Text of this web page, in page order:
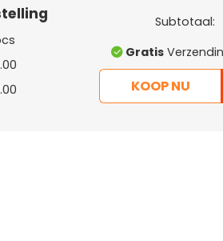
Subtotaal:
Gratis
KOOP NU